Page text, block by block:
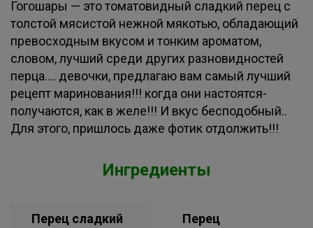
Гогошары — это томатовидный сладкий перец с
толстой мясистой нежной мякотью, обладающий
превосходным вкусом и тонким ароматом,
словом, лучший среди других разновидностей
перца.... девочки, предлагаю вам самый лучший
рецепт маринования!!! когда они настоятся-
получаются, как в желе!!! И вкус бесподобный..
Для этого, пришлось даже фотик отдолжить!!!
Ингредиенты
Перец сладкий
Перец